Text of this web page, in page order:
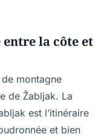
la côte et
montagne
de Žabljak. La
est l’itinéraire
et bien